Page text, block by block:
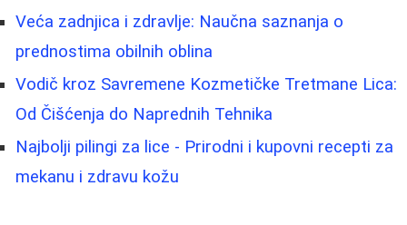
Veća zadnjica i zdravlje: Naučna saznanja o
prednostima obilnih oblina
Vodič kroz Savremene Kozmetičke Tretmane Lica:
Od Čišćenja do Naprednih Tehnika
Najbolji pilingi za lice - Prirodni i kupovni recepti za
mekanu i zdravu kožu